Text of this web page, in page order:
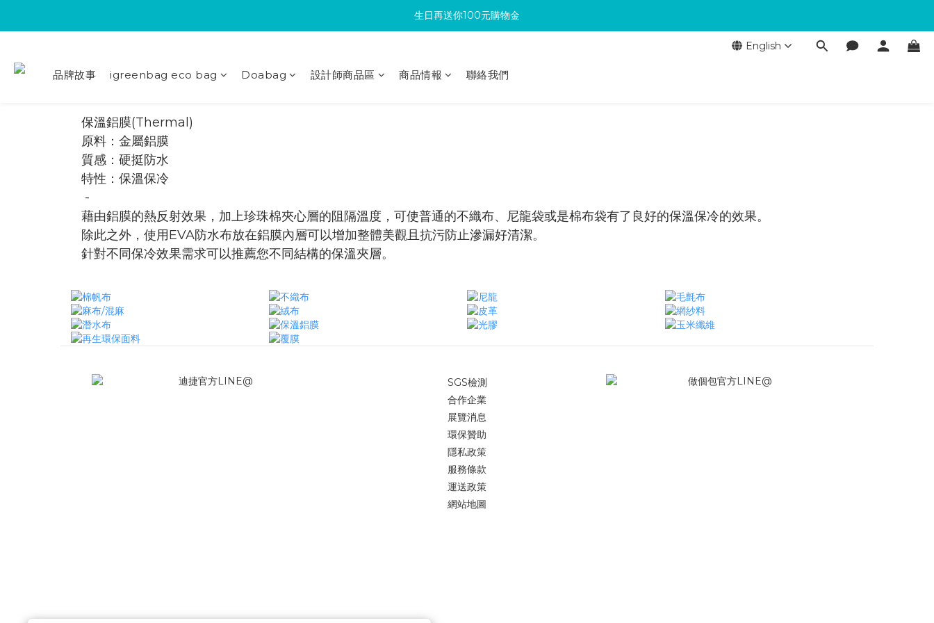
滿300回饋10%購物金
生日再送你100元購物金
滿300回饋10%購物金
English
品牌故事 igreenbag eco bag Doabag 設計師商品區 商品情報 聯絡我們
保溫鋁膜(Thermal)
原料：金屬鋁膜
質感：硬挺防水
​特性：保溫保冷
-
藉由鋁膜的熱反射效果，加上珍珠棉夾心層的阻隔溫度，可使普通的不織布、尼龍袋或是棉布袋有了良好的保溫保冷的效果。
除此之外，使用EVA防水布放在鋁膜內層可以增加整體美觀且抗污防止滲漏好清潔。
針對不同保冷效果需求可以推薦您不同結構的保溫夾層。
SGS檢測
合作企業
展覽消息
環保贊助
隱私政策
服務條款
運送政策
網站地圖